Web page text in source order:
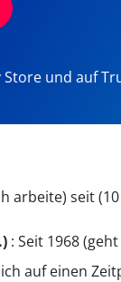
Store und auf
arbeite) seit (10
: Seit 1968
auf einen